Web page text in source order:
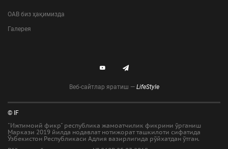
ОАВ биз ҳақимизда
Галерея
Веб-сайтлар яратиш — LifeStyle
© IF
"Ижтимоий фикр" республика жамоатчилик фикрини ўрганиш
Маркази 2019 йилда нодавлат нотижорат ташкилоти сифатида
Ўзбекистон Республикаси Адлия вазирлигида рўйхатдан ўтган.